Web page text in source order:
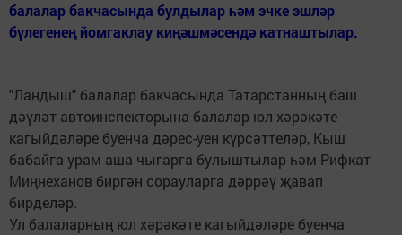
балалар бакчасында булдылар һәм эчке эшләр
бүлегенең йомгаклау киңәшмәсендә катнаштылар.
"Ландыш" балалар бакчасында Татарстанның баш
дәүләт автоинспекторына балалар юл хәрәкәте
кагыйдәләре буенча дәрес-уен күрсәттеләр, Кыш
бабайга урам аша чыгарга булыштылар һәм Рифкат
Миңнеханов биргән сорауларга дәррәү җавап
бирделәр.
Ул балаларның юл хәрәкәте кагыйдәләре буенча